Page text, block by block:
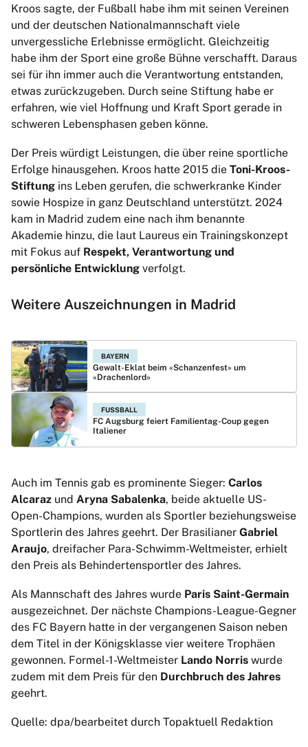
Kroos sagte, der Fußball habe ihm mit seinen Vereinen
und der deutschen Nationalmannschaft viele
unvergessliche Erlebnisse ermöglicht. Gleichzeitig
habe ihm der Sport eine große Bühne verschafft. Daraus
sei für ihn immer auch die Verantwortung entstanden,
etwas zurückzugeben. Durch seine Stiftung habe er
erfahren, wie viel Hoffnung und Kraft Sport gerade in
schweren Lebensphasen geben könne.
Der Preis würdigt Leistungen, die über reine sportliche
Erfolge hinausgehen. Kroos hatte 2015 die Toni-Kroos-
Stiftung ins Leben gerufen, die schwerkranke Kinder
sowie Hospize in ganz Deutschland unterstützt. 2024
kam in Madrid zudem eine nach ihm benannte
Akademie hinzu, die laut Laureus ein Trainingskonzept
mit Fokus auf Respekt, Verantwortung und
persönliche Entwicklung verfolgt.
Weitere Auszeichnungen in Madrid
BAYERN
Gewalt-Eklat beim «Schanzenfest» um
«Drachenlord»
FUSSBALL
FC Augsburg feiert Familientag-Coup gegen
Italiener
Auch im Tennis gab es prominente Sieger: Carlos
Alcaraz und Aryna Sabalenka, beide aktuelle US-
Open-Champions, wurden als Sportler beziehungsweise
Sportlerin des Jahres geehrt. Der Brasilianer Gabriel
Araujo, dreifacher Para-Schwimm-Weltmeister, erhielt
den Preis als Behindertensportler des Jahres.
Als Mannschaft des Jahres wurde Paris Saint-Germain
ausgezeichnet. Der nächste Champions-League-Gegner
des FC Bayern hatte in der vergangenen Saison neben
dem Titel in der Königsklasse vier weitere Trophäen
gewonnen. Formel-1-Weltmeister Lando Norris wurde
zudem mit dem Preis für den Durchbruch des Jahres
geehrt.
Quelle: dpa/bearbeitet durch Topaktuell Redaktion